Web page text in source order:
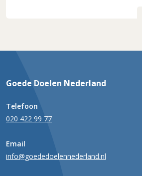
Goede Doelen Nederland
Telefoon
020 422 99 77
Email
info@goededoelennederland.nl